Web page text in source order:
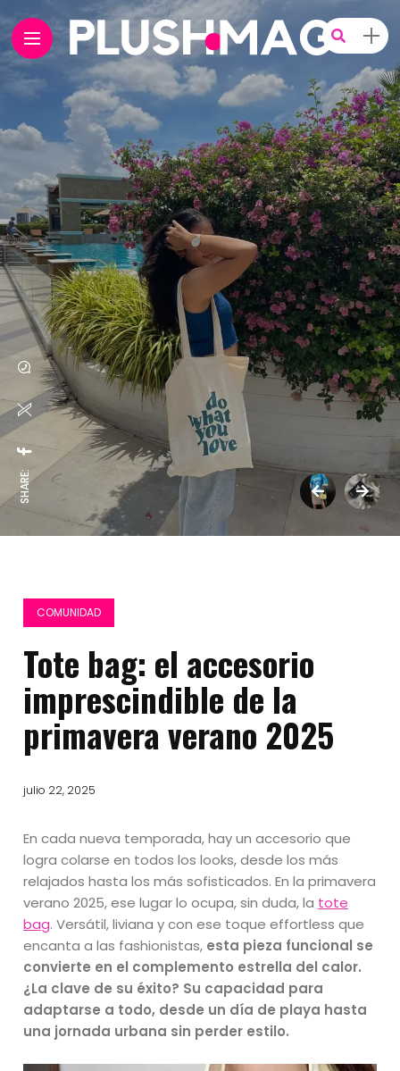
SHARE:
COMUNIDAD
Tote bag: el accesorio
imprescindible de la
primavera verano 2025
julio 22, 2025
En cada nueva temporada, hay un accesorio que
logra colarse en todos los looks, desde los más
relajados hasta los más sofisticados. En la primavera
verano 2025, ese lugar lo ocupa, sin duda, la tote
bag. Versátil, liviana y con ese toque effortless que
encanta a las fashionistas, esta pieza funcional se
convierte en el complemento estrella del calor.
¿La clave de su éxito? Su capacidad para
adaptarse a todo, desde un día de playa hasta
una jornada urbana sin perder estilo.